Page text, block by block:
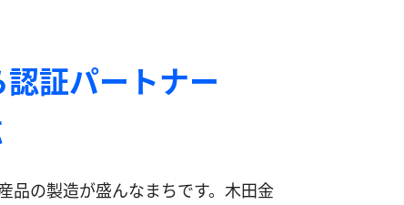
証パートナー
品の製造が盛んなまちです。木田金